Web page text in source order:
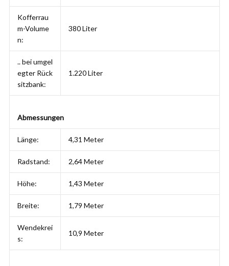
Kofferrau
m-Volume
n:
380 Liter
.. bei umgel
egter Rück
sitzbank:
1.220 Liter
Abmessungen
Länge: 4,31 Meter
Radstand: 2,64 Meter
Höhe: 1,43 Meter
Breite: 1,79 Meter
Wendekrei
s:
10,9 Meter